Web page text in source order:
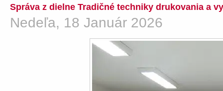
Správa z dielne Tradičné techniky drukovania a
Nedeľa, 18 Január 2026